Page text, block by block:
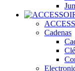
Cadenas
Clé